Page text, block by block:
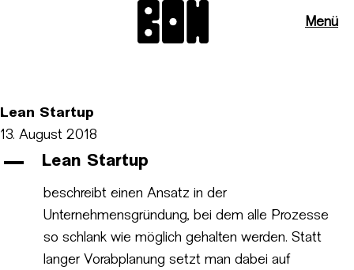
Menü
Lean Startup
13. August 2018
A Lean Startup
beschreibt einen Ansatz in der
Unternehmensgründung, bei dem alle Prozesse
so schlank wie möglich gehalten werden. Statt
langer Vorabplanung setzt man dabei auf